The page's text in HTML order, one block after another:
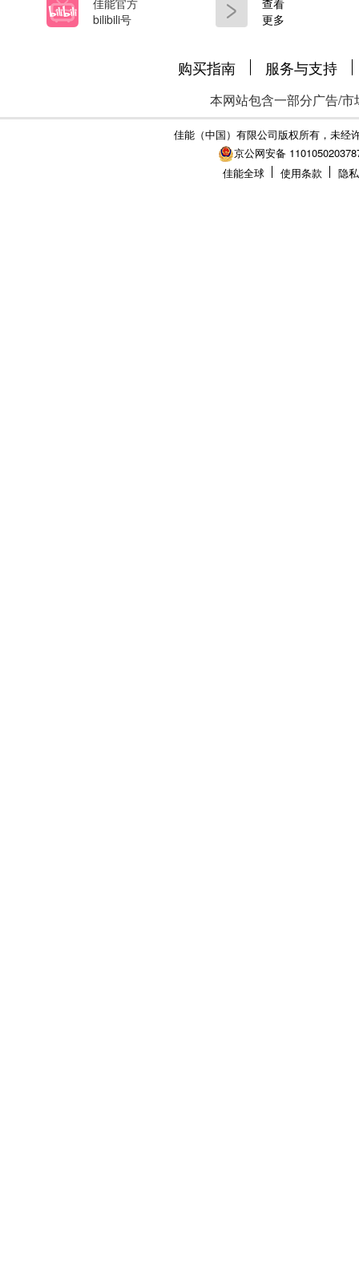
佳能官方
bilibili号
查看
更多
购买指南 服务与支持
本网站包含一部分广告/
佳能（中国）有限公司版权所有，未经
京公网安备
佳能全球
使用条款 隐